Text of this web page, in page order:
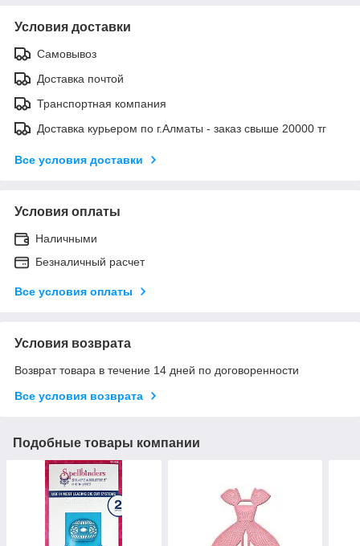
Условия доставки
Самовывоз
Доставка почтой
Транспортная компания
Доставка курьером по г.Алматы - заказ свыше 20000 тг
Все условия доставки
Условия оплаты
Наличными
Безналичный расчет
Все условия оплаты
Условия возврата
Возврат товара в течение 14 дней по договоренности
Все условия возврата
Подобные товары компании